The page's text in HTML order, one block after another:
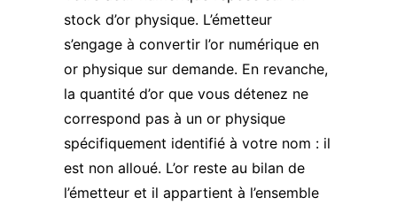
stock d’or physique. L’émetteur
s’engage à convertir l’or numérique en
or physique sur demande. En revanche,
la quantité d’or que vous détenez ne
correspond pas à un or physique
spécifiquement identifié à votre nom : il
est non alloué. L’or reste au bilan de
l’émetteur et il appartient à l’ensemble